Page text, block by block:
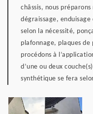
châssis, nous
dégraissage,
selon la nécessité,
plafonnage, plaques
procédons à
d’une ou deux
synthétique se fera